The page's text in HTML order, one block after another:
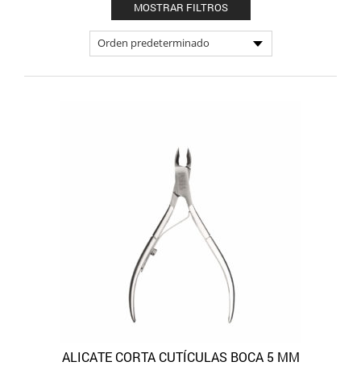
MOSTRAR FILTROS
ALICATE CORTA CUTÍCULAS BOCA 5 MM